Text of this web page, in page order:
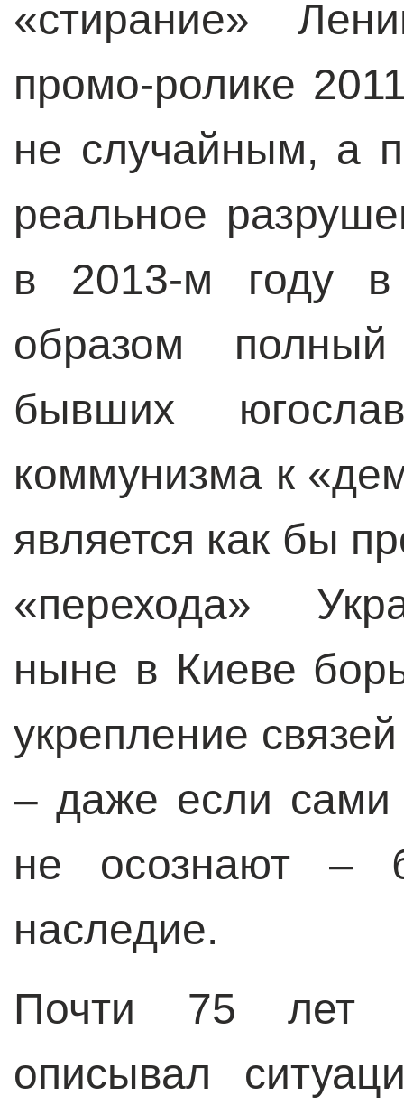
«стирание»
промо-ролике
не случайным, а
реальное
в 2013-м году в
образом
бывших
коммунизма к
является как бы
«перехода»
ныне в Киеве
укрепление
– даже если сами
не осознают –
наследие.
Почти 75 лет
описывал